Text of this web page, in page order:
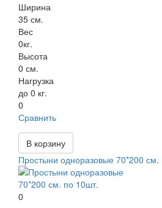
Ширина
35 см.
Вес
0кг.
Высота
0 см.
Нагрузка
до 0 кг.
0
Сравнить
В корзину
Простыни одноразовые 70*200 см.
0